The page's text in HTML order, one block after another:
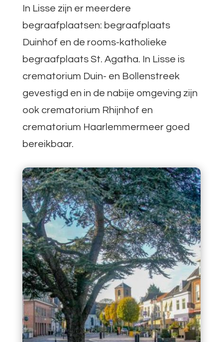
In Lisse zijn er meerdere
begraafplaatsen: begraafplaats
Duinhof en de rooms-katholieke
begraafplaats St. Agatha. In Lisse is
crematorium Duin- en Bollenstreek
gevestigd en in de nabije omgeving zijn
ook crematorium Rhijnhof en
crematorium Haarlemmermeer goed
bereikbaar.